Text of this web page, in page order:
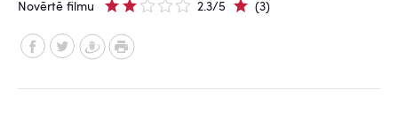
Novērtē filmu 2.3/5 (3)